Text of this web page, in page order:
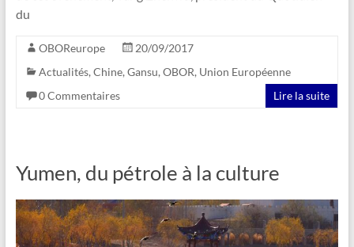
du
OBOReurope
20/09/2017
Actualités, Chine, Gansu, OBOR, Union Européenne
0 Commentaires
Lire la suite
Yumen, du pétrole à la culture